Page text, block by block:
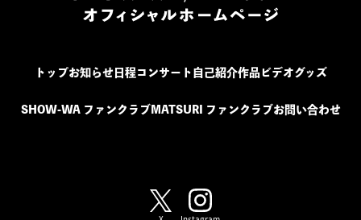
トップお知らせ日程コンサート 自己紹介作品ビデオグッズ
SHOW-WA ファンクラブMATSURI ファンクラブお問い合わせ